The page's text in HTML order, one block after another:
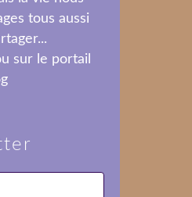
tous aussi
sur le portail